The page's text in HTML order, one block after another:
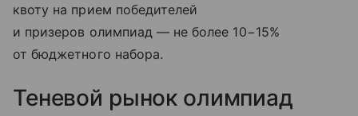
квоту на прием победителей
и призеров олимпиад — не более 10−15%
от бюджетного набора.
Теневой рынок олимпиад